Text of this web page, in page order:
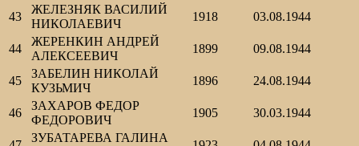
43
ЖЕЛЕЗНЯК ВАСИЛИЙ
НИКОЛАЕВИЧ
1918 03.08.1944
44
ЖЕРЕНКИН АНДРЕЙ
АЛЕКСЕЕВИЧ
1899 09.08.1944
45
ЗАБЕЛИН НИКОЛАЙ
КУЗЬМИЧ
1896 24.08.1944
46
ЗАХАРОВ ФЕДОР
ФЕДОРОВИЧ
1905 30.03.1944
ЗУБАТАРЕВА ГАЛИНА